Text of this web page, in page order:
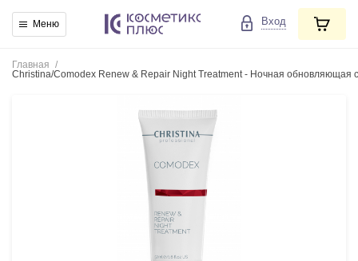
Меню Вход
Главная /
Christina/Comodex Renew & Repair Night Treatment - Ночная обновляющая